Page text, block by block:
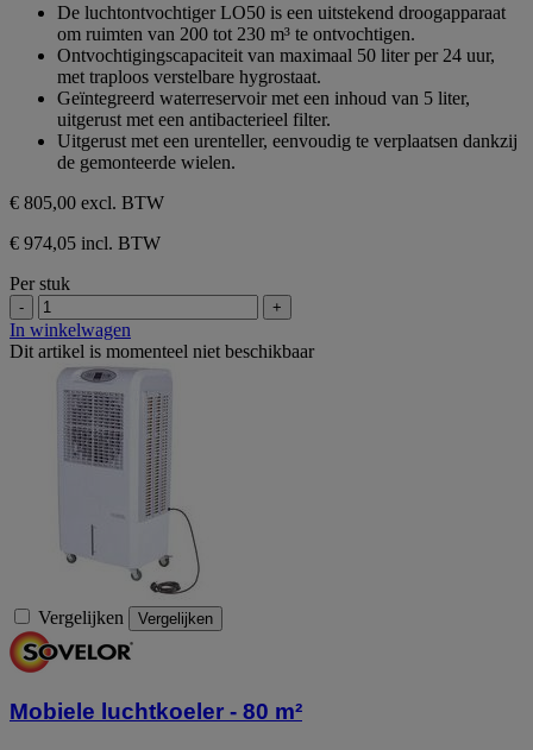
sterren.
De luchtontvochtiger LO50 is een uitstekend droogapparaat
om ruimten van 200 tot 230 m³ te ontvochtigen.
Ontvochtigingscapaciteit van maximaal 50 liter per 24 uur,
met traploos verstelbare hygrostaat.
Geïntegreerd waterreservoir met een inhoud van 5 liter,
uitgerust met een antibacterieel filter.
Uitgerust met een urenteller, eenvoudig te verplaatsen dankzij
de gemonteerde wielen.
€ 805,00 excl. BTW
€ 974,05 incl. BTW
Per stuk
- +
In winkelwagen
Dit artikel is momenteel niet beschikbaar
Vergelijken Vergelijken
Mobiele luchtkoeler - 80 m²